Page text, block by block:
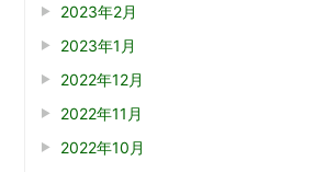
2023年2月
2023年1月
2022年12月
2022年11月
2022年10月